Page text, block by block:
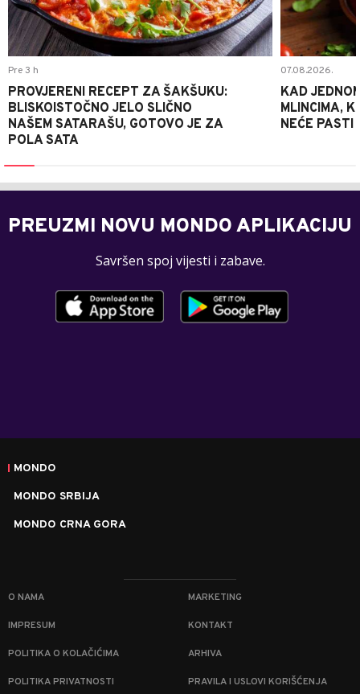
Pre 3 h
PROVJERENI RECEPT ZA ŠAKŠUKU:
BLISKOISTOČNO JELO SLIČNO
NAŠEM SATARAŠU, GOTOVO JE ZA
POLA SATA
07.08.2026.
KAD
MLINCIMA,
NEĆE PASTI
PREUZMI NOVU MONDO APLIKACIJU
Savršen spoj vijesti i zabave.
MONDO
MONDO SRBIJA
MONDO CRNA GORA
O NAMA MARKETING
IMPRESUM KONTAKT
POLITIKA O KOLAČIĆIMA ARHIVA
POLITIKA PRIVATNOSTI PRAVILA I USLOVI KORIŠĆENJA